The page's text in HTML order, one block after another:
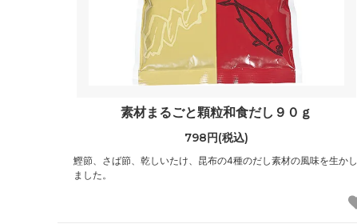
素材まるごと顆粒和食だし９０ｇ
798円(税込)
鰹節、さば節、乾しいたけ、昆布の4種のだし素材の風味を生かし
ました。